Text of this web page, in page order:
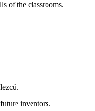
of the classrooms.
inventors.